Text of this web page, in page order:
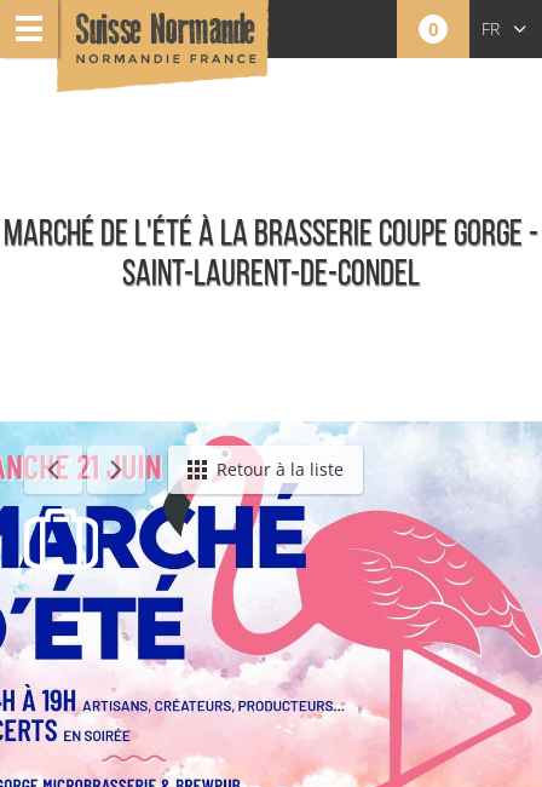
0 FR
MARCHÉ DE L'ÉTÉ À LA BRASSERIE COUPE GORGE -
SAINT-LAURENT-DE-CONDEL
Événements Retour à la liste